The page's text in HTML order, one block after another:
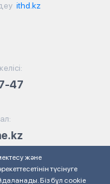
ithd.kz
47
және
түсінуге
Біз бұл cookie